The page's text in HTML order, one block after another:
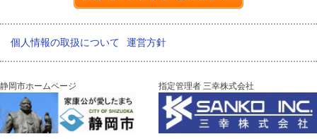
個人情報の取扱について 運営方針
静岡市ホームページ 指定管理者 三幸株式会社